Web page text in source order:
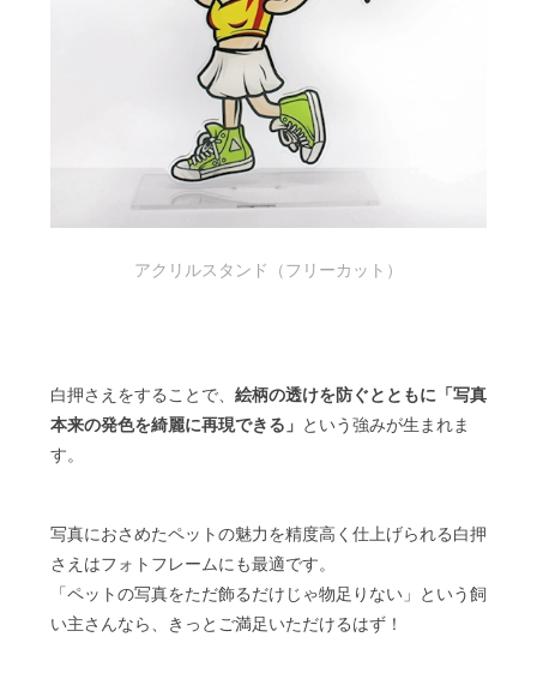
アクリルスタンド（フリーカット）
白押さえをすることで、 絵柄の透けを防ぐとともに「写真
本来の発色を綺麗に再現できる」 という強みが生まれま
す。
写真におさめたペットの魅力を精度高く仕上げられる白押
さえはフォトフレームにも最適です。
「ペットの写真をただ飾るだけじゃ物足りない」という飼
い主さんなら、きっとご満足いただけるはず！